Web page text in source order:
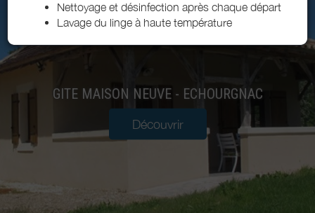
Nettoyage et désinfection après chaque départ
Lavage du linge à haute température
GITE MAISON NEUVE - ECHOURGNAC
Découvrir